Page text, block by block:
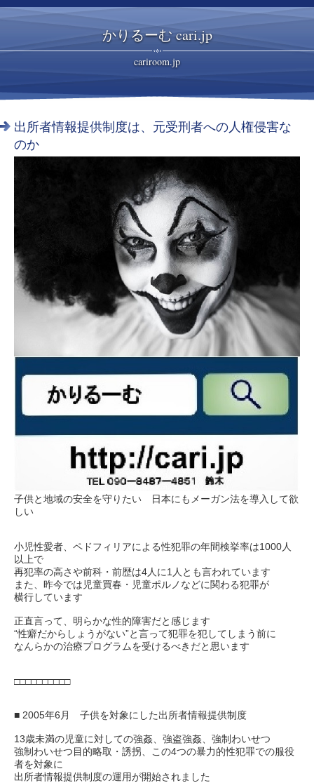
かりるーむ cari.jp
cariroom.jp
出所者情報提供制度は、元受刑者への人権侵害な
のか
子供と地域の安全を守りたい 日本にもメーガン法を導入して欲
しい
小児性愛者、ペドフィリアによる性犯罪の年間検挙率は1000人
以上で
再犯率の高さや前科・前歴は4人に1人とも言われています
また、昨今では児童買春・児童ポルノなどに関わる犯罪が
横行しています
正直言って、明らかな性的障害だと感じます
“性癖だからしょうがない”と言って犯罪を犯してしまう前に
なんらかの治療プログラムを受けるべきだと思います
□□□□□□□□□□
■ 2005年6月 子供を対象にした出所者情報提供制度
13歳未満の児童に対しての強姦、強盗強姦、強制わいせつ
強制わいせつ目的略取・誘拐、この4つの暴力的性犯罪での服役
者を対象に
出所者情報提供制度の運用が開始されました